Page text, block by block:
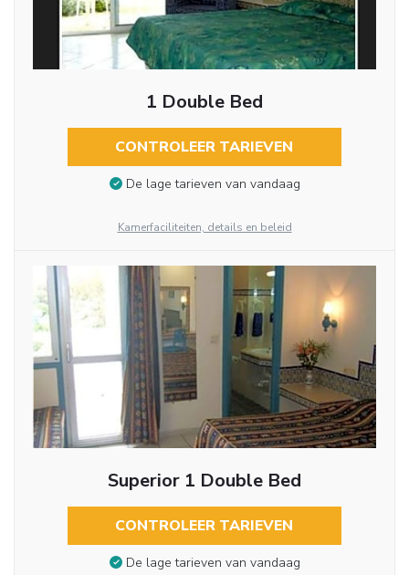
1 Double Bed
CONTROLEER TARIEVEN
De lage tarieven van vandaag
Kamerfaciliteiten, details en beleid
Superior 1 Double Bed
CONTROLEER TARIEVEN
De lage tarieven van vandaag